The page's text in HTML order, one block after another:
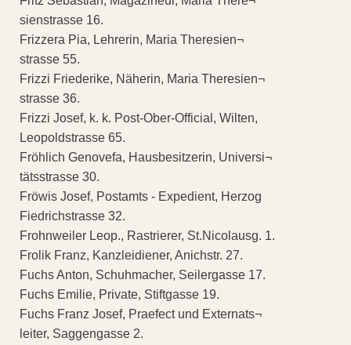
sienstrasse 16.
Frizzera Pia, Lehrerin, Maria Theresien¬
strasse 55.
Frizzi Friederike, Näherin, Maria Theresien¬
strasse 36.
Frizzi Josef, k. k. Post-Ober-Official, Wilten,
Leopoldstrasse 65.
Fröhlich Genovefa, Hausbesitzerin, Universi¬
tätsstrasse 30.
Fröwis Josef, Postamts - Expedient, Herzog
Fiedrichstrasse 32.
Frohnweiler Leop., Rastrierer, St.Nicolausg. 1.
Frolik Franz, Kanzleidiener, Anichstr. 27.
Fuchs Anton, Schuhmacher, Seilergasse 17.
Fuchs Emilie, Private, Stiftgasse 19.
Fuchs Franz Josef, Praefect und Externats¬
leiter, Saggengasse 2.